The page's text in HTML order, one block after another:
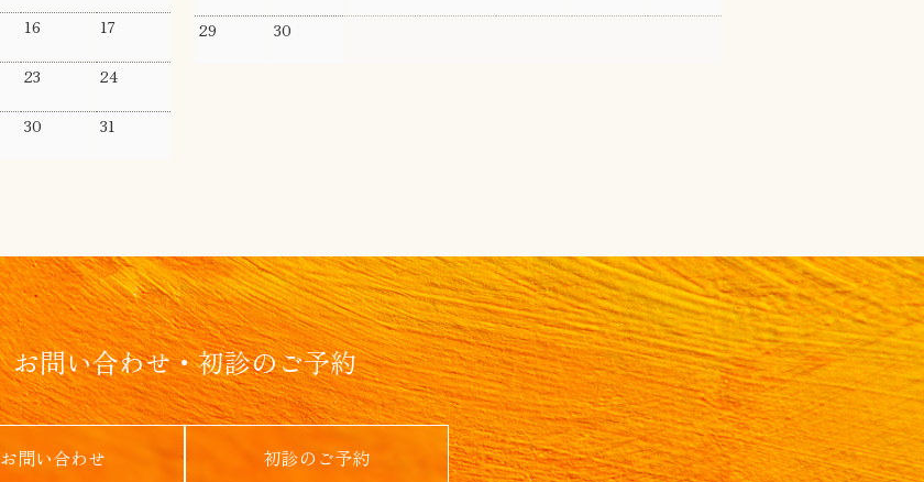
16 17
23 24
30 31
29 30
お問い合わせ・初診のご予約
お問い合わせ 初診のご予約